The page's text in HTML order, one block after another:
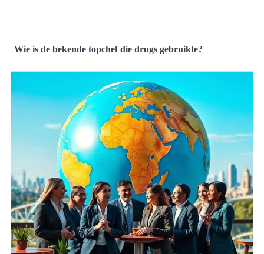
Wie is de bekende topchef die drugs gebruikte?